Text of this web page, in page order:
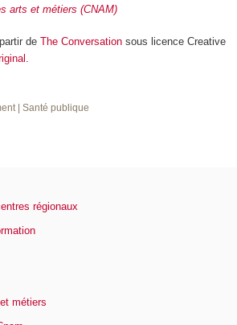
arts et métiers (CNAM)
de The Conversationsous licence Creative
.
| Santé publique
régionaux
métiers